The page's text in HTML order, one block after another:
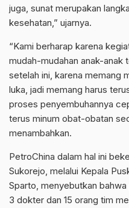
juga, sunat merupakan
kesehatan,” ujarnya.
“Kami berharap karena
mudah-mudahan anak-anak
setelah ini, karena memang
luka, jadi memang harus
proses penyembuhannya
terus minum obat-obatan
menambahkan.
PetroChina dalam hal ini
Sukorejo, melalui Kepala
Sparto, menyebutkan
3 dokter dan 15 orang tim